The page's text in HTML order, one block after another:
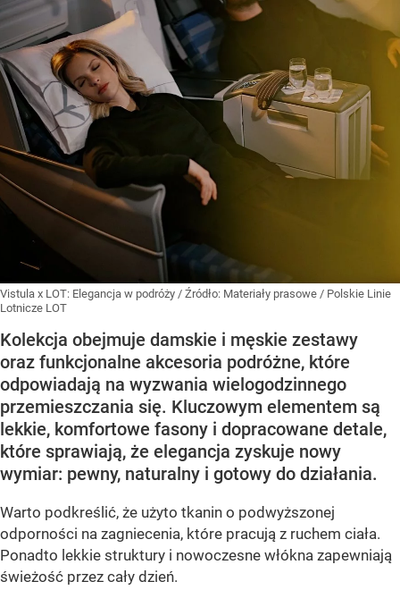
Vistula x LOT: Elegancja w podróży / Źródło: Materiały prasowe / Polskie Linie
Lotnicze LOT
Kolekcja obejmuje damskie i męskie zestawy
oraz funkcjonalne akcesoria podróżne, które
odpowiadają na wyzwania wielogodzinnego
przemieszczania się. Kluczowym elementem są
lekkie, komfortowe fasony i dopracowane detale,
które sprawiają, że elegancja zyskuje nowy
wymiar: pewny, naturalny i gotowy do działania.
Warto podkreślić, że użyto tkanin o podwyższonej
odporności na zagniecenia, które pracują z ruchem ciała.
Ponadto lekkie struktury i nowoczesne włókna zapewniają
świeżość przez cały dzień.